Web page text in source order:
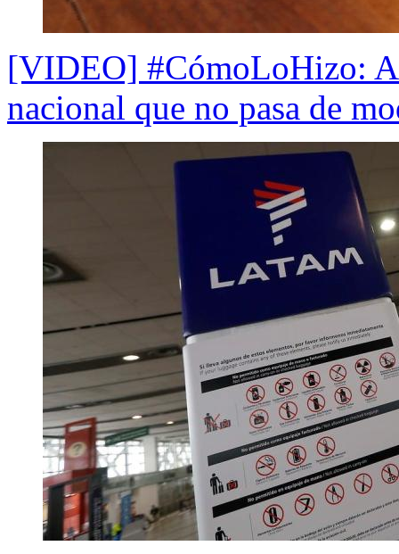
[VIDEO] #CómoLoHizo:
nacional que no pasa de